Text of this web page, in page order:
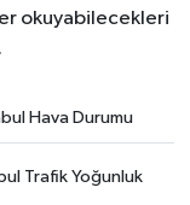
okuyabilecekleri
Hava Durumu
Trafik Yoğunluk